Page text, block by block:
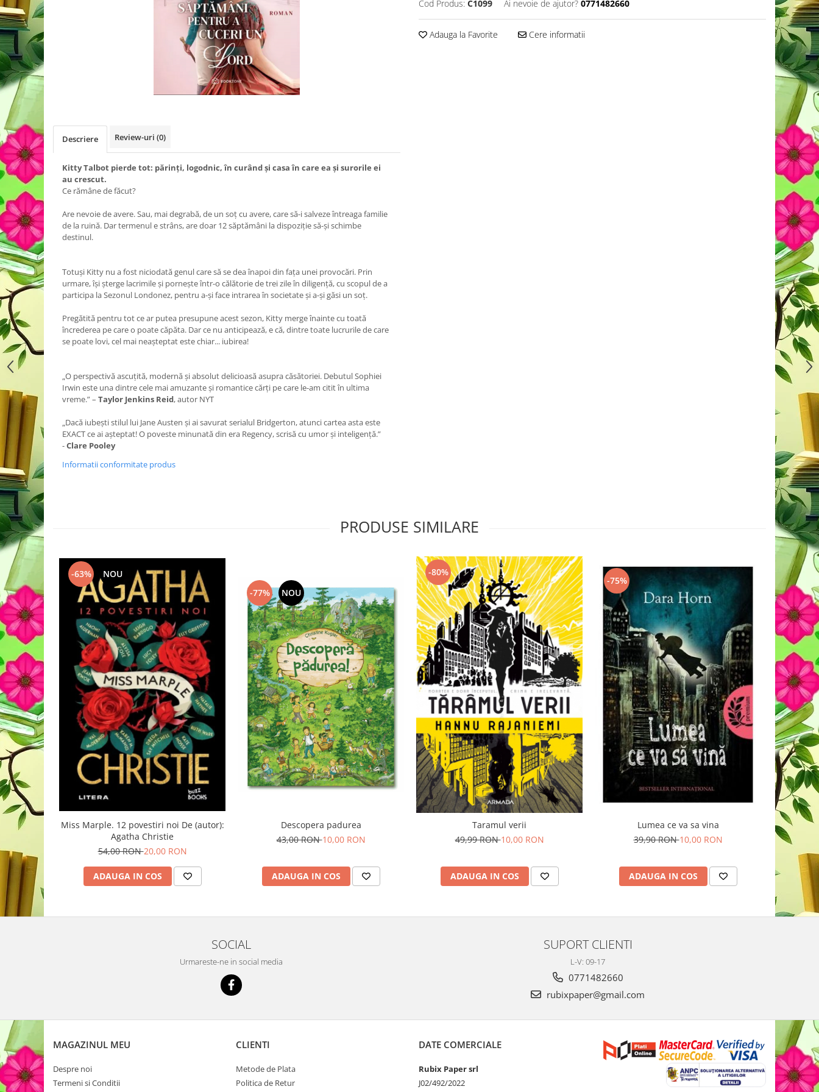
Cod Produs: C1099 Ai nevoie de ajutor? 0771482660
Adauga la Favorite Cere informatii
Descriere Review-uri (0)
Kitty Talbot pierde tot: părinți, logodnic, în curând și casa în care ea și surorile ei
au crescut.
Ce rămâne de făcut?
Are nevoie de avere. Sau, mai degrabă, de un soț cu avere, care să-i salveze întreaga familie
de la ruină. Dar termenul e strâns, are doar 12 săptămâni la dispoziție să-și schimbe
destinul.
Totuși Kitty nu a fost niciodată genul care să se dea înapoi din fața unei provocări. Prin
urmare, își șterge lacrimile și pornește într-o călătorie de trei zile în diligență, cu scopul de a
participa la Sezonul Londonez, pentru a-și face intrarea în societate și a-și găsi un soț.
Pregătită pentru tot ce ar putea presupune acest sezon, Kitty merge înainte cu toată
încrederea pe care o poate căpăta. Dar ce nu anticipează, e că, dintre toate lucrurile de care
se poate lovi, cel mai neașteptat este chiar... iubirea!
„O perspectivă ascuțită, modernă și absolut delicioasă asupra căsătoriei. Debutul Sophiei
Irwin este una dintre cele mai amuzante și romantice cărți pe care le-am citit în ultima
vreme.” – Taylor Jenkins Reid, autor NYT
„Dacă iubești stilul lui Jane Austen și ai savurat serialul Bridgerton, atunci cartea asta este
EXACT ce ai așteptat! O poveste minunată din era Regency, scrisă cu umor și inteligență.”
-Clare Pooley
Informatii conformitate produs
PRODUSE SIMILARE
-63% NOU
Miss Marple. 12 povestiri noi De (autor):
Agatha Christie
54,00 RON20,00 RON
ADAUGA IN COS
-77% NOU
Descopera padurea
43,00 RON10,00 RON
ADAUGA IN COS
-80%
Taramul verii
49,99 RON10,00 RON
ADAUGA IN COS
-75%
Lumea ce va sa vina
39,90 RON10,00 RON
ADAUGA IN COS
-70%
Un semn
SOCIAL
Urmareste-ne in social media
SUPORT CLIENTI
L-V: 09-17
0771482660
rubixpaper@gmail.com
MAGAZINUL MEU
Despre noi
Termeni si Conditii
CLIENTI
Metode de Plata
Politica de Retur
DATE COMERCIALE
Rubix Paper srl
J02/492/2022